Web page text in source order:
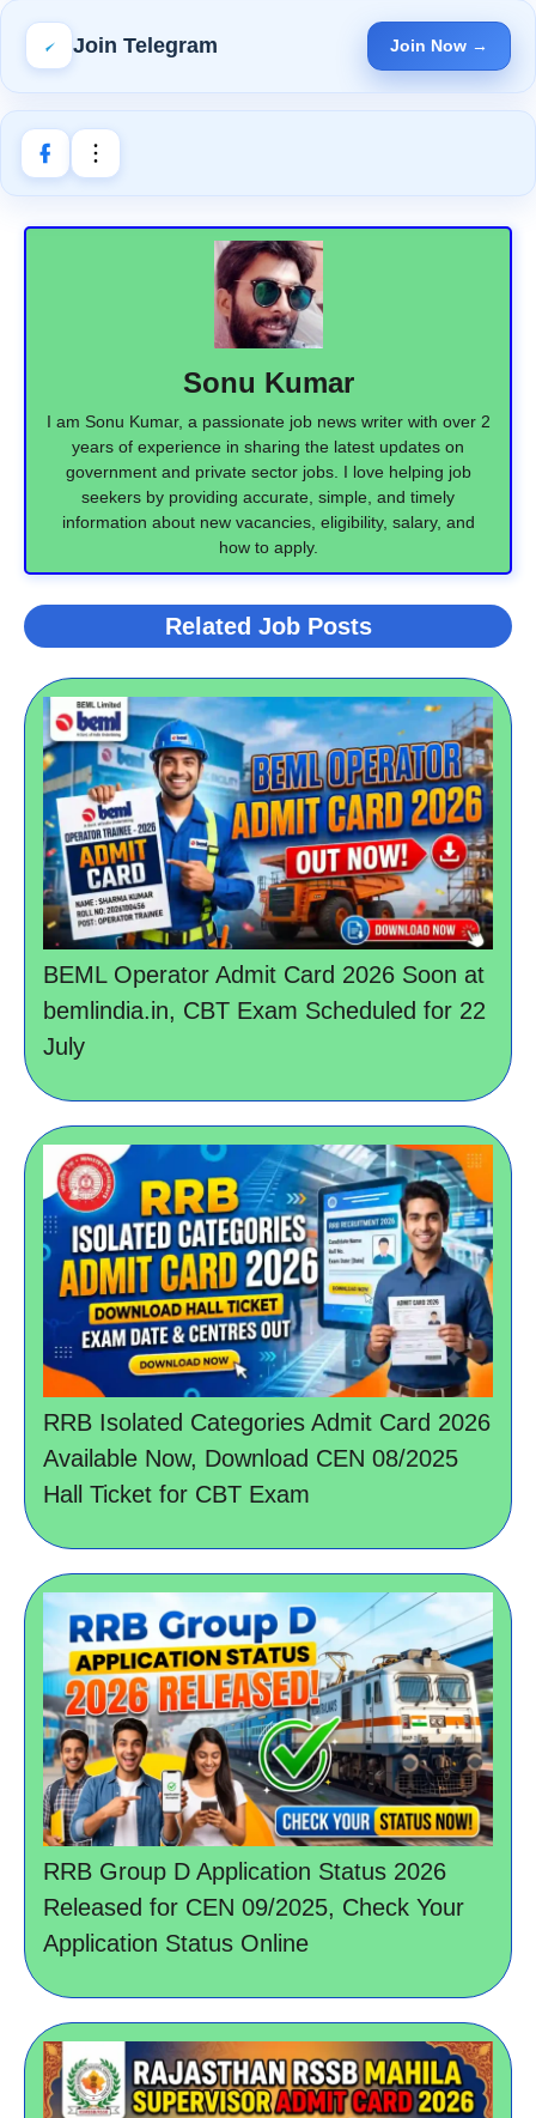
Join Telegram Join Now →
Sonu Kumar
I am Sonu Kumar, a passionate job news writer with over 2
years of experience in sharing the latest updates on
government and private sector jobs. I love helping job
seekers by providing accurate, simple, and timely
information about new vacancies, eligibility, salary, and
how to apply.
Related Job Posts
BEML Operator Admit Card 2026 Soon at
bemlindia.in, CBT Exam Scheduled for 22
July
RRB Isolated Categories Admit Card 2026
Available Now, Download CEN 08/2025
Hall Ticket for CBT Exam
RRB Group D Application Status 2026
Released for CEN 09/2025, Check Your
Application Status Online